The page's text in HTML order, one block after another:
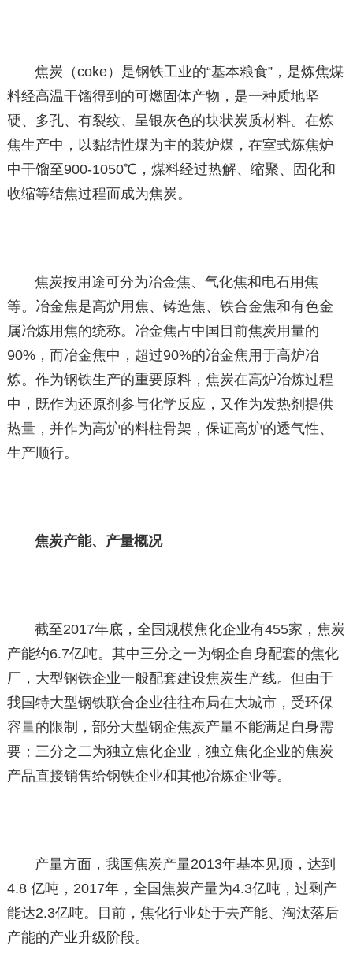
焦炭（coke）是钢铁工业的“基本粮食”，是炼焦煤
料经高温干馏得到的可燃固体产物，是一种质地坚
硬、多孔、有裂纹、呈银灰色的块状炭质材料。在炼
焦生产中，以黏结性煤为主的装炉煤，在室式炼焦炉
中干馏至900-1050℃，煤料经过热解、缩聚、固化和
收缩等结焦过程而成为焦炭。
焦炭按用途可分为冶金焦、气化焦和电石用焦
等。冶金焦是高炉用焦、铸造焦、铁合金焦和有色金
属冶炼用焦的统称。冶金焦占中国目前焦炭用量的
90%，而冶金焦中，超过90%的冶金焦用于高炉冶
炼。作为钢铁生产的重要原料，焦炭在高炉冶炼过程
中，既作为还原剂参与化学反应，又作为发热剂提供
热量，并作为高炉的料柱骨架，保证高炉的透气性、
生产顺行。
焦炭产能、产量概况
截至2017年底，全国规模焦化企业有455家，焦炭
产能约6.7亿吨。其中三分之一为钢企自身配套的焦化
厂，大型钢铁企业一般配套建设焦炭生产线。但由于
我国特大型钢铁联合企业往往布局在大城市，受环保
容量的限制，部分大型钢企焦炭产量不能满足自身需
要；三分之二为独立焦化企业，独立焦化企业的焦炭
产品直接销售给钢铁企业和其他冶炼企业等。
产量方面，我国焦炭产量2013年基本见顶，达到
4.8 亿吨，2017年，全国焦炭产量为4.3亿吨，过剩产
能达2.3亿吨。目前，焦化行业处于去产能、淘汰落后
产能的产业升级阶段。